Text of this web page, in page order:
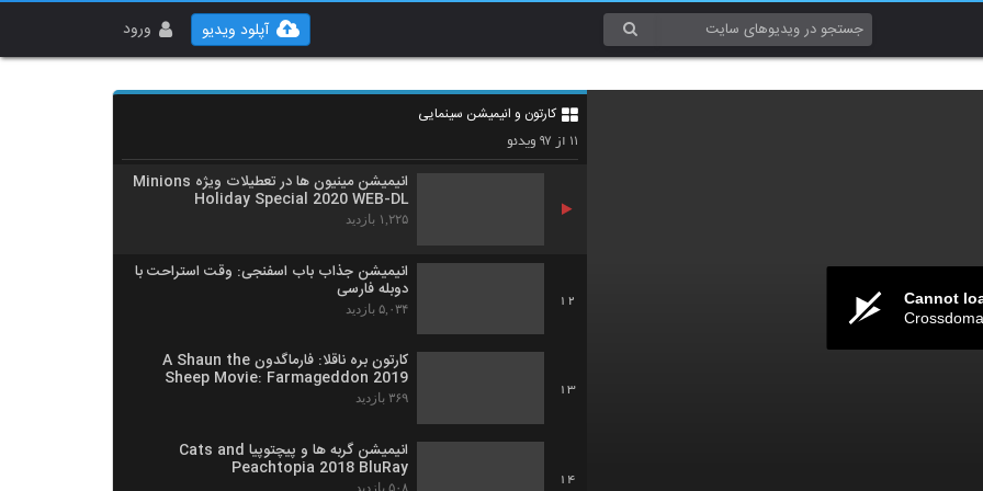
ورود آپلود ویدیو
Cannot
کارتون و انیمیشن سینمایی
۱۱ از ۹۷ویدئو
Wrong Trousers 1993
10
والاس و گرومیت لباس پشمی – A Close
انیمیشن مینیون ها در تعطیلات ویژه Minions
Holiday Special 2020 WEB-DL
۱,۲۲۵ بازدید
12
انیمیشن جذاب باب اسفنجی: وقت استراحت با
دوبله فارسی
۵,۰۳۴ بازدید
13
کارتون بره ناقلا: فارماگدون A Shaun the
Sheep Movie: Farmageddon 2019
۳۶۹ بازدید
14
انیمیشن گربه ها و پیچتوپیا Cats and
Peachtopia 2018 BluRay
۵۰۸ بازدید